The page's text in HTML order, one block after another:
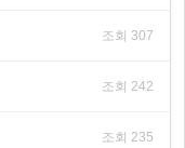
조회 307
조회 242
조회 235